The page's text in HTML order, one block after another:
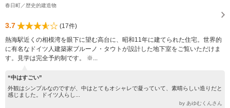
春日町／歴史的建造物
3.7
(17件)
熱海駅近くの相模湾を眼下に望む高台に、昭和11年に建てられた住宅。世界的
に有名なドイツ人建築家ブルーノ・タウトが設計した地下室をご覧いただけま
す。見学は完全予約制です。 ※...
“中はすごい”
外観はシンプルなのですが、中はとてもオシャレで凝っていて、素晴らしい造りだと
感じました。ドイツ人らし...
by あゆむくんさん